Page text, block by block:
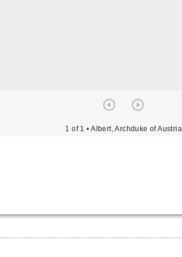
1 of 1 • Albert, Archduke of Austria